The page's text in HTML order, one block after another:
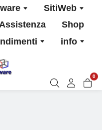
SitiWeb
Shop
info
0